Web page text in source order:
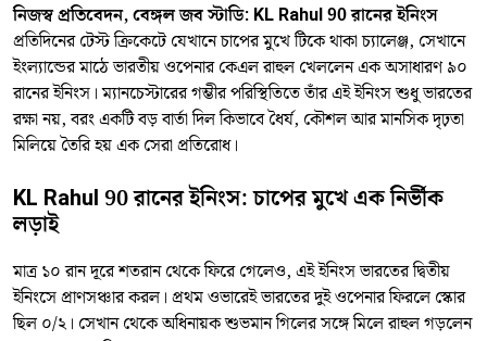
নিজস্ব প্রতিবেদন, বেঙ্গল জব স্টাডি: KL Rahul 90 রানের ইনিংস
প্রতিদিনের টেস্ট ক্রিকেটে যেখানে চাপের মুখে টিকে থাকা চ্যালেঞ্জ, সেখানে
ইংল্যান্ডের মাঠে ভারতীয় ওপেনার কেএল রাহুল খেললেন এক অসাধারণ ৯০
রানের ইনিংস। ম্যানচেস্টারের গম্ভীর পরিস্থিতিতে তাঁর এই ইনিংস শুধু ভারতের
রক্ষা নয়, বরং একটি বড় বার্তা দিল কিভাবে ধৈর্য, কৌশল আর মানসিক দৃঢ়তা
মিলিয়ে তৈরি হয় এক সেরা প্রতিরোধ।
KL Rahul 90 রানের ইনিংস: চাপের মুখে এক নির্ভীক
লড়াই
মাত্র ১০ রান দূরে শতরান থেকে ফিরে গেলেও, এই ইনিংস ভারতের দ্বিতীয়
ইনিংসে প্রাণসঞ্চার করল। প্রথম ওভারেই ভারতের দুই ওপেনার ফিরলে স্কোর
ছিল ০/২। সেখান থেকে অধিনায়ক শুভমান গিলের সঙ্গে মিলে রাহুল গড়লেন